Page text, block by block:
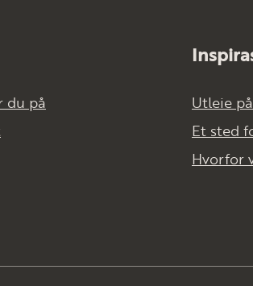
du på
Utleie
Et sted
Hvorfor